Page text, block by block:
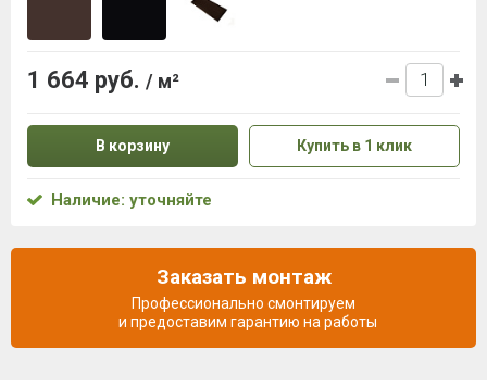
1 664 руб. / м²
В корзину Купить в 1 клик
Наличие: уточняйте
Заказать монтаж
Профессионально смонтируем
и предоставим гарантию на работы